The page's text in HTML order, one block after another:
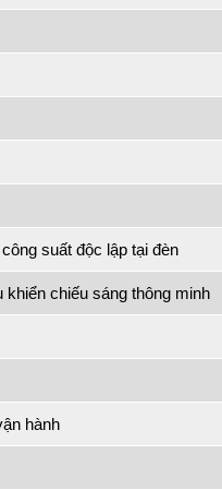
suất độc lập tại đèn
chiếu sáng thông minh
hành